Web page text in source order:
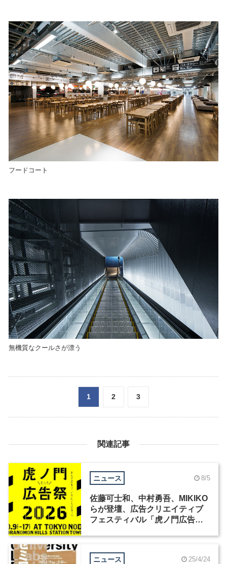
フードコート
無機質なクールさが漂う
1 2 3
関連記事
ニュース 8/5
佐藤可士和、中村勇吾、MIKIKO
らが登壇、広告クリエイティブ
フェスティバル「虎ノ門広告
ニュース 25/4/24